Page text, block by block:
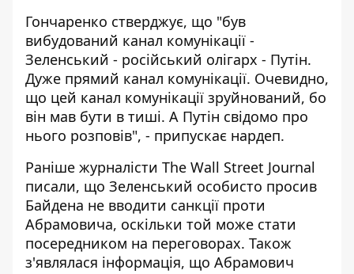
Гончаренко стверджує, що "був
вибудований канал комунікації -
Зеленський - російський олігарх - Путін.
Дуже прямий канал комунікації. Очевидно,
що цей канал комунікації зруйнований, бо
він мав бути в тиші. А Путін свідомо про
нього розповів", - припускає нардеп.
Раніше журналісти The Wall Street Journal
писали, що Зеленський особисто просив
Байдена не вводити санкції проти
Абрамовича, оскільки той може стати
посередником на переговорах. Також
з'являлася інформація, що Абрамович